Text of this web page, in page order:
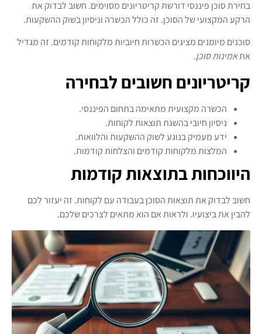
בחירת סוכן פיננסי דורשת קריטריונים מסוימים. חשוב לבדוק את
הרקע המקצועי של הסוכן. זה כולל הכשרה וניסיון בשוק ההשקעות.
סוכנים מיומנים מציגים הכשרות חיוביות מלקוחות קודמים. זה מגדיל
אתאמינות סוכן.
קריטריונים חשובים לבחירה
הכשרה מקצועית מתאימה בתחום הפיננסי.
ניסיון חיובי בהשגת תוצאות לקוחות.
ידע מעמיק בנוגע לשוק ההשקעות והלוואות.
המלצות מלקוחות קודמים והצלחות קודמות.
היווכחות בתוצאות קודמות
חשוב לבדוק את תוצאות הסוכן בעבודה עם לקוחות. זה יעזור לכם
להבין את ביצועיו. ולראות אם הוא מתאים לצרכים שלכם.